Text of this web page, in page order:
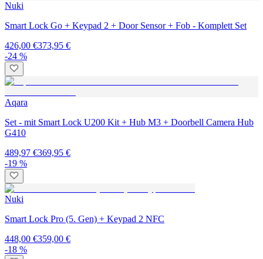
Nuki
Smart Lock Go + Keypad 2 + Door Sensor + Fob - Komplett Set
426,00 €373,95 €
-24 %
Aqara
Set - mit Smart Lock U200 Kit + Hub M3 + Doorbell Camera Hub
G410
489,97 €369,95 €
-19 %
Nuki
Smart Lock Pro (5. Gen) + Keypad 2 NFC
448,00 €359,00 €
-18 %